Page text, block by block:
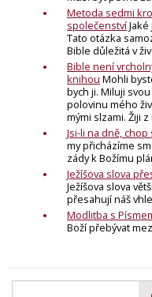
Metoda sedmi
společenství
Tato otázka
Bible důležitá v
Bible není
knihou Mohli
bych ji. Miluji
polovinu mého
mými slzami. Žiji
Jsi-li na dně,
my přicházíme
zády k Božímu
Ježíšova slova
Ježíšova slova
přesahují náš
Modlitba s
Boží přebývat